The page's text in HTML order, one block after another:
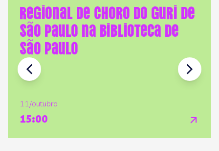
Regional de Choro do GURI de
São Paulo na Biblioteca de
São Paulo
11/outubro
15:00